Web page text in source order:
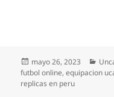
Publicado
el
mayo 26, 2023
futbol online,equipacion
replicas en peru